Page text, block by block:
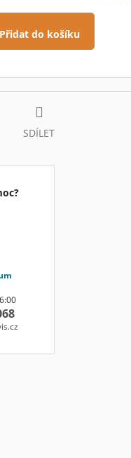
Přidat do košíku
SDÍLET